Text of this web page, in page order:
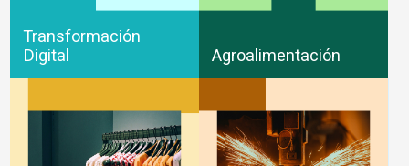
Transformación
Digital
Agroalimentación